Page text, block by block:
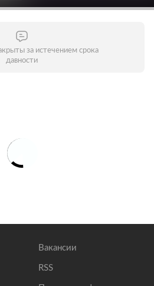
за истечением срока
давности
Вакансии
RSS